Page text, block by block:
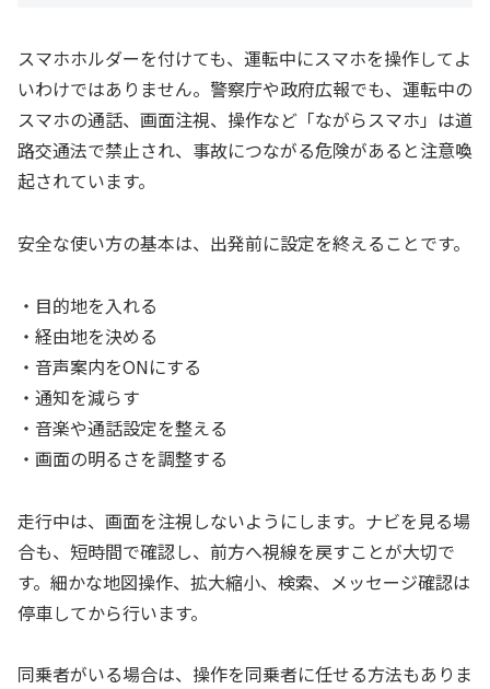
スマホホルダーを付けても、運転中にスマホを操作してよ
いわけではありません。警察庁や政府広報でも、運転中の
スマホの通話、画面注視、操作など「ながらスマホ」は道
路交通法で禁止され、事故につながる危険があると注意喚
起されています。
安全な使い方の基本は、出発前に設定を終えることです。
・目的地を入れる
・経由地を決める
・音声案内をONにする
・通知を減らす
・音楽や通話設定を整える
・画面の明るさを調整する
走行中は、画面を注視しないようにします。ナビを見る場
合も、短時間で確認し、前方へ視線を戻すことが大切で
す。細かな地図操作、拡大縮小、検索、メッセージ確認は
停車してから行います。
同乗者がいる場合は、操作を同乗者に任せる方法もありま